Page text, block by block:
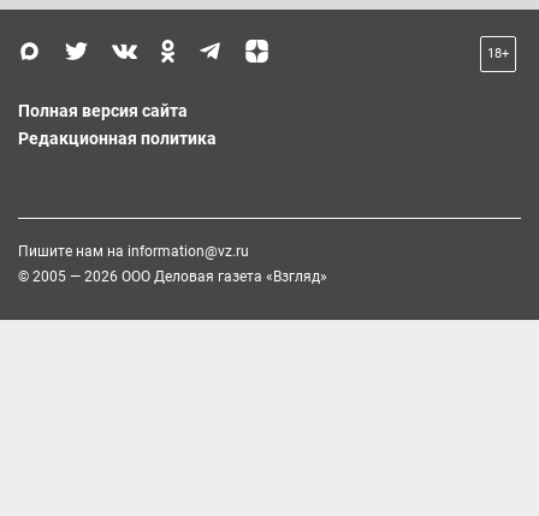
18+
Полная версия сайта
Редакционная политика
Пишите нам на information@vz.ru
© 2005 — 2026 ООО Деловая газета «Взгляд»